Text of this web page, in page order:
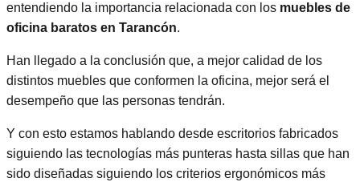
entendiendo la importancia relacionada con los muebles de
oficina baratos en Tarancón.
Han llegado a la conclusión que, a mejor calidad de los
distintos muebles que conformen la oficina, mejor será el
desempeño que las personas tendrán.
Y con esto estamos hablando desde escritorios fabricados
siguiendo las tecnologías más punteras hasta sillas que han
sido diseñadas siguiendo los criterios ergonómicos más